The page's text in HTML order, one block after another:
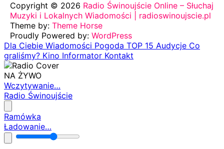
Copyright © 2026 Radio Świnoujście Online – Słuchaj
Muzyki i Lokalnych Wiadomości | radioswinoujscie.pl
Theme by: Theme Horse
Proudly Powered by: WordPress
Dla Ciebie Wiadomości Pogoda TOP 15 Audycje Co
graliśmy? Kino Informator Kontakt
NA ŻYWO
Wczytywanie…
Radio Świnoujście
Ramówka
Ładowanie…